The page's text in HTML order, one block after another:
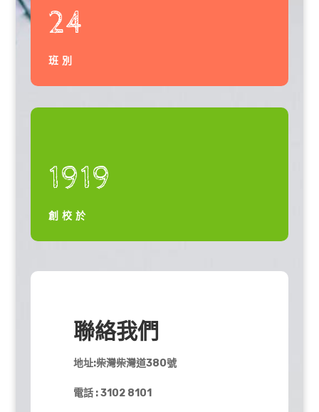
24
班別
1919
創校於
聯絡我們
地址:柴灣柴灣道380號
電話 : 3102 8101